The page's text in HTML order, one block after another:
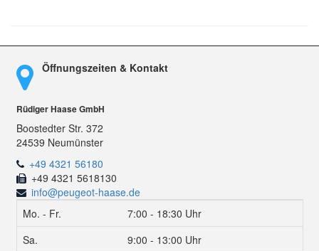
Öffnungszeiten & Kontakt
Rüdiger Haase GmbH
Boostedter Str. 372
24539 Neumünster
+49 4321 56180
+49 4321 5618130
info@peugeot-haase.de
Mo. - Fr.
7:00 - 18:30 Uhr
Sa.
9:00 - 13:00 Uhr